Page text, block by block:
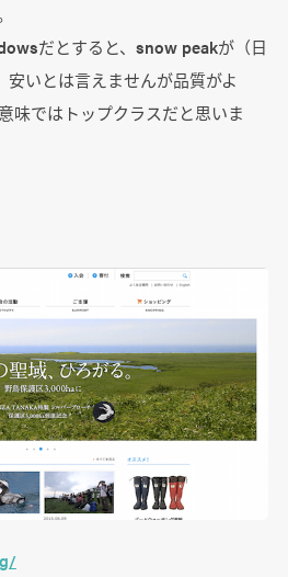
だとすると、snow peakが（日
いとは言えませんが品質がよ
味ではトップクラスだと思いま